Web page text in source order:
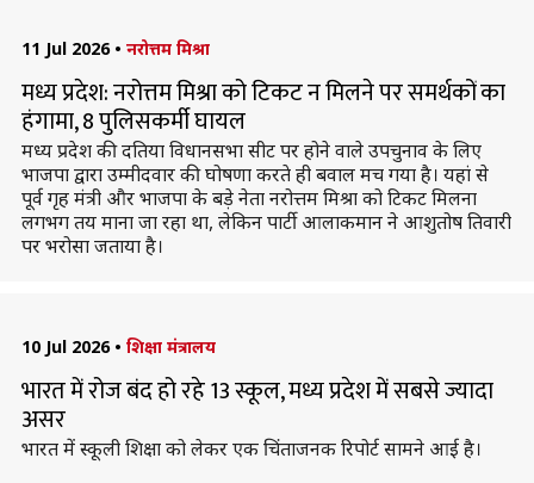
11 Jul 2026 • नरोत्तम मिश्रा
मध्य प्रदेश: नरोत्तम मिश्रा को टिकट न मिलने पर समर्थकों का
हंगामा, 8 पुलिसकर्मी घायल
मध्य प्रदेश की दतिया विधानसभा सीट पर होने वाले उपचुनाव के लिए
भाजपा द्वारा उम्मीदवार की घोषणा करते ही बवाल मच गया है। यहां से
पूर्व गृह मंत्री और भाजपा के बड़े नेता नरोत्तम मिश्रा को टिकट मिलना
लगभग तय माना जा रहा था, लेकिन पार्टी आलाकमान ने आशुतोष तिवारी
पर भरोसा जताया है।
10 Jul 2026 • शिक्षा मंत्रालय
भारत में रोज बंद हो रहे 13 स्कूल, मध्य प्रदेश में सबसे ज्यादा
असर
भारत में स्कूली शिक्षा को लेकर एक चिंताजनक रिपोर्ट सामने आई है।